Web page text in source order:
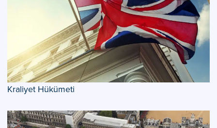
Kraliyet Hükümeti